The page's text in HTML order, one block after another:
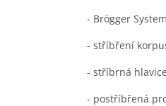
- Brögger System
- stříbření
- stříbrná
- postříbřená